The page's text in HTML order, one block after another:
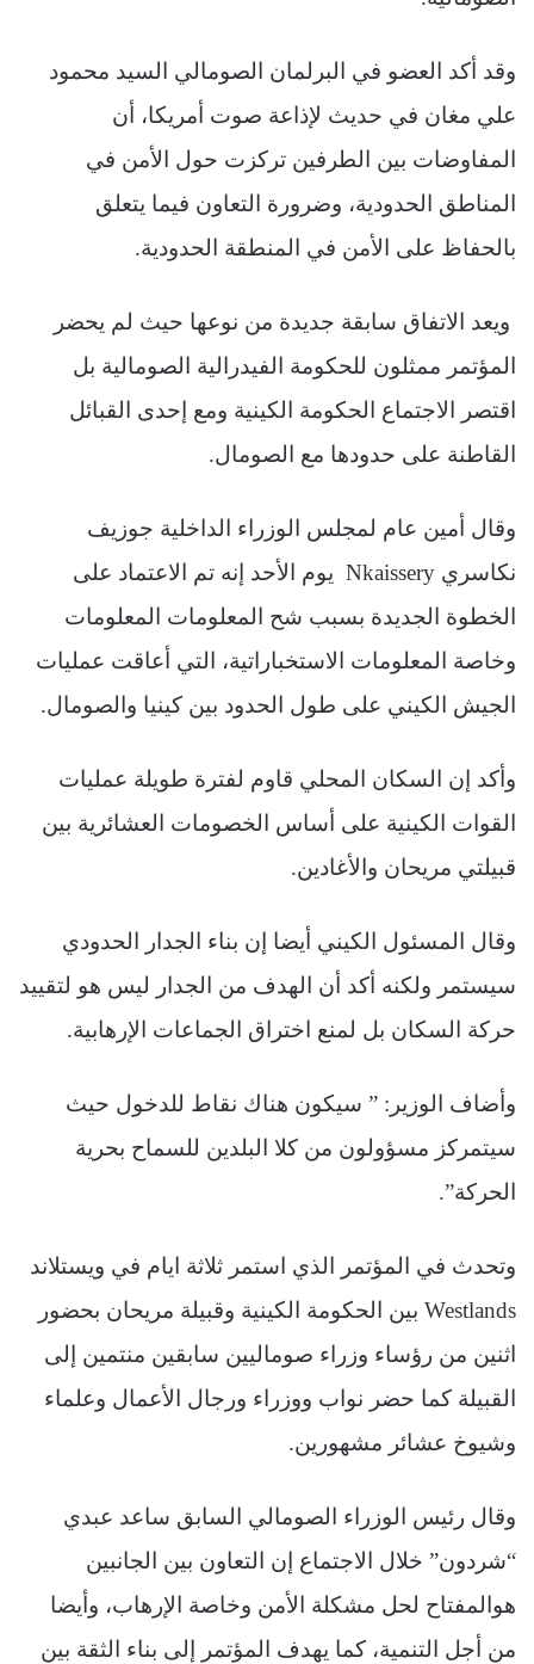
وقد أكد العضو في البرلمان الصومالي السيد محمود
علي مغان في حديث لإذاعة صوت أمريكا، أن
المفاوضات بين الطرفين تركزت حول الأمن في
المناطق الحدودية، وضرورة التعاون فيما يتعلق
بالحفاظ على الأمن في المنطقة الحدودية.
ويعد الاتفاق سابقة جديدة من نوعها حيث لم يحضر
المؤتمر ممثلون للحكومة الفيدرالية الصومالية بل
اقتصر الاجتماع الحكومة الكينية ومع إحدى القبائل
القاطنة على حدودها مع الصومال.
وقال أمين عام لمجلس الوزراء الداخلية جوزيف
نكاسري Nkaissery يوم الأحد إنه تم الاعتماد على
الخطوة الجديدة بسبب شح المعلومات المعلومات
وخاصة المعلومات الاستخباراتية، التي أعاقت عمليات
الجيش الكيني على طول الحدود بين كينيا والصومال.
وأكد إن السكان المحلي قاوم لفترة طويلة عمليات
القوات الكينية على أساس الخصومات العشائرية بين
قبيلتي مريحان والأغادين.
وقال المسئول الكيني أيضا إن بناء الجدار الحدودي
سيستمر ولكنه أكد أن الهدف من الجدار ليس هو لتقييد
حركة السكان بل لمنع اختراق الجماعات الإرهابية.
وأضاف الوزير: ” سيكون هناك نقاط للدخول حيث
سيتمركز مسؤولون من كلا البلدين للسماح بحرية
الحركة”.
وتحدث في المؤتمر الذي استمر ثلاثة ايام في ويستلاند
Westlands بين الحكومة الكينية وقبيلة مريحان بحضور
اثنين من رؤساء وزراء صوماليين سابقين منتمين إلى
القبيلة كما حضر نواب ووزراء ورجال الأعمال وعلماء
وشيوخ عشائر مشهورين.
وقال رئيس الوزراء الصومالي السابق ساعد عبدي
“شردون” خلال الاجتماع إن التعاون بين الجانبين
هوالمفتاح لحل مشكلة الأمن وخاصة الإرهاب، وأيضا
من أجل التنمية، كما يهدف المؤتمر إلى بناء الثقة بين